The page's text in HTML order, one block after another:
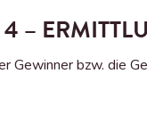
–
Gewinner bzw. die